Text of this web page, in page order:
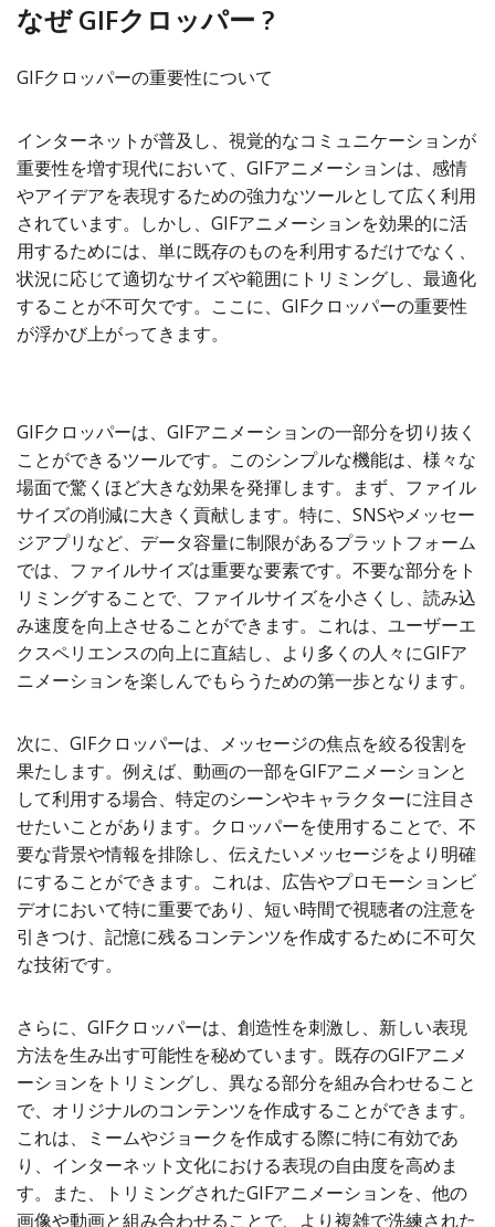
なぜ GIFクロッパー ?
GIFクロッパーの重要性について
インターネットが普及し、視覚的なコミュニケーションが
重要性を増す現代において、GIFアニメーションは、感情
やアイデアを表現するための強力なツールとして広く利用
されています。しかし、GIFアニメーションを効果的に活
用するためには、単に既存のものを利用するだけでなく、
状況に応じて適切なサイズや範囲にトリミングし、最適化
することが不可欠です。ここに、GIFクロッパーの重要性
が浮かび上がってきます。
GIFクロッパーは、GIFアニメーションの一部分を切り抜く
ことができるツールです。このシンプルな機能は、様々な
場面で驚くほど大きな効果を発揮します。まず、ファイル
サイズの削減に大きく貢献します。特に、SNSやメッセー
ジアプリなど、データ容量に制限があるプラットフォーム
では、ファイルサイズは重要な要素です。不要な部分をト
リミングすることで、ファイルサイズを小さくし、読み込
み速度を向上させることができます。これは、ユーザーエ
クスペリエンスの向上に直結し、より多くの人々にGIFア
ニメーションを楽しんでもらうための第一歩となります。
次に、GIFクロッパーは、メッセージの焦点を絞る役割を
果たします。例えば、動画の一部をGIFアニメーションと
して利用する場合、特定のシーンやキャラクターに注目さ
せたいことがあります。クロッパーを使用することで、不
要な背景や情報を排除し、伝えたいメッセージをより明確
にすることができます。これは、広告やプロモーションビ
デオにおいて特に重要であり、短い時間で視聴者の注意を
引きつけ、記憶に残るコンテンツを作成するために不可欠
な技術です。
さらに、GIFクロッパーは、創造性を刺激し、新しい表現
方法を生み出す可能性を秘めています。既存のGIFアニメ
ーションをトリミングし、異なる部分を組み合わせること
で、オリジナルのコンテンツを作成することができます。
これは、ミームやジョークを作成する際に特に有効であ
り、インターネット文化における表現の自由度を高めま
す。また、トリミングされたGIFアニメーションを、他の
画像や動画と組み合わせることで、より複雑で洗練された